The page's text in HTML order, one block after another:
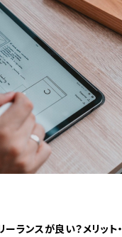
ランスが良い？メリット・